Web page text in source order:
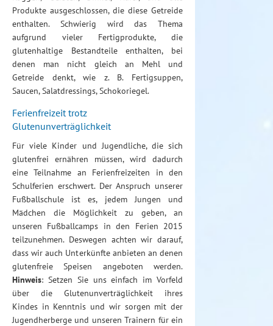
Produkte ausgeschlossen, die diese Getreide
enthalten. Schwierig wird das Thema
aufgrund vieler Fertigprodukte, die
glutenhaltige Bestandteile enthalten, bei
denen man nicht gleich an Mehl und
Getreide denkt, wie z. B. Fertigsuppen,
Saucen, Salatdressings, Schokoriegel.
Ferienfreizeit trotz
Glutenunverträglichkeit
Für viele Kinder und Jugendliche, die sich
glutenfrei ernähren müssen, wird dadurch
eine Teilnahme an Ferienfreizeiten in den
Schulferien erschwert. Der Anspruch unserer
Fußballschule ist es, jedem Jungen und
Mädchen die Möglichkeit zu geben, an
unseren Fußballcamps in den Ferien 2015
teilzunehmen. Deswegen achten wir darauf,
dass wir auch Unterkünfte anbieten an denen
glutenfreie Speisen angeboten werden.
Hinweis: Setzen Sie uns einfach im Vorfeld
über die Glutenunverträglichkeit ihres
Kindes in Kenntnis und wir sorgen mit der
Jugendherberge und unseren Trainern für ein